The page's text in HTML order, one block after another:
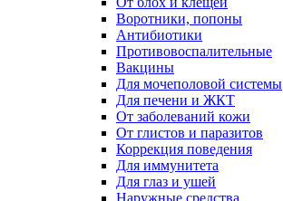
Воротники, попоны
Антибиотики
Противовоспалительные
Вакцины
Для мочеполовой системы
Для печени и ЖКТ
От заболеваний кожи
От глистов и паразитов
Коррекция поведения
Для иммунитета
Для глаз и ушей
Наружные средства